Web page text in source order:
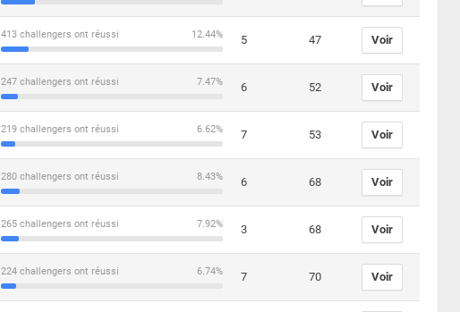
12.44%
413 challengers ont réussi 5 47 Voir
7.47%
247 challengers ont réussi 6 52 Voir
6.62%
219 challengers ont réussi 7 53 Voir
8.43%
280 challengers ont réussi 6 68 Voir
7.92%
265 challengers ont réussi 3 68 Voir
6.74%
224 challengers ont réussi 7 70 Voir